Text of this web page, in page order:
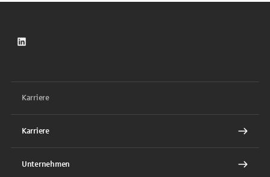
LinkedIn
Karriere
Karriere
Unternehmen